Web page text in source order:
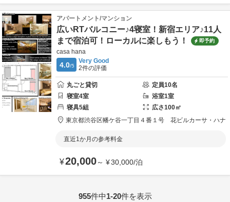
アパートメント/マンション
広いRTバルコニー♪4寝室！新宿エリア♪11人
まで宿泊可！ローカルに楽しもう！
即予約
casa hana
4.0/5
Very Good
2件の評価
丸ごと貸切 定員10名
寝室4室 浴室1室
寝具5組 広さ100㎡
東京都渋谷区幡ケ谷一丁目４番１号 花ビルカーサ・ハナ
直近1か月の参考料金
¥20,000～ ¥30,000/泊
955件中1-20件を表示